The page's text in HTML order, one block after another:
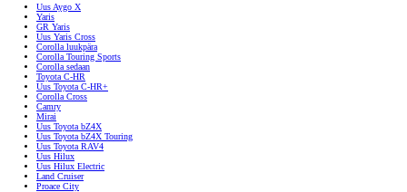
Uus Aygo X
Yaris
GR Yaris
Uus Yaris Cross
Corolla luukpära
Corolla Touring Sports
Corolla sedaan
Toyota C-HR
Uus Toyota C-HR+
Corolla Cross
Camry
Mirai
Uus Toyota bZ4X
Uus Toyota bZ4X Touring
Uus Toyota RAV4
Uus Hilux
Uus Hilux Electric
Land Cruiser
Proace City